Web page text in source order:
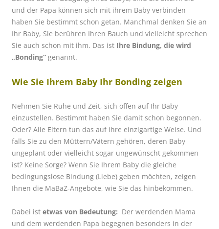
und der Papa können sich mit ihrem Baby verbinden –
haben Sie bestimmt schon getan. Manchmal denken Sie an
Ihr Baby, Sie berühren Ihren Bauch und vielleicht sprechen
Sie auch schon mit ihm. Das ist Ihre Bindung, die wird
„Bonding“ genannt.
Wie Sie Ihrem Baby Ihr Bonding zeigen
Nehmen Sie Ruhe und Zeit, sich offen auf Ihr Baby
einzustellen. Bestimmt haben Sie damit schon begonnen.
Oder? Alle Eltern tun das auf ihre einzigartige Weise. Und
falls Sie zu den Müttern/Vätern gehören, deren Baby
ungeplant oder vielleicht sogar ungewünscht gekommen
ist? Keine Sorge? Wenn Sie Ihrem Baby die gleiche
bedingungslose Bindung (Liebe) geben möchten, zeigen
Ihnen die MaBaZ-Angebote, wie Sie das hinbekommen.
Dabei ist etwas von Bedeutung: Der werdenden Mama
und dem werdenden Papa begegnen besonders in der